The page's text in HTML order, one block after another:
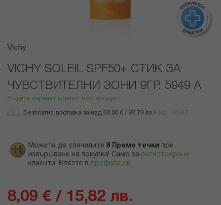
Преминете
началото
галерия
със
Vichy
VICHY SOLEIL SPF50+ СТИК ЗА
ЧУВСТВИТЕЛНИ ЗОНИ 9ГР. 5949 А
Бъдете първият оценил този продукт
Безплатна доставка за над 50.00 € / 97,79 лв.
Можете да спечелите 8 Промо точки
при
извършване на покупка! Само за регистрирани
клиенти. Влезте в профила си .
8,09 € / 15,82 лв.